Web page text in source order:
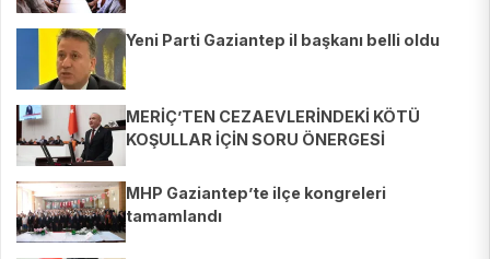
Yeni Parti Gaziantep il başkanı belli oldu
MERİÇ’TEN CEZAEVLERİNDEKİ KÖTÜ
KOŞULLAR İÇİN SORU ÖNERGESİ
MHP Gaziantep’te ilçe kongreleri
tamamlandı